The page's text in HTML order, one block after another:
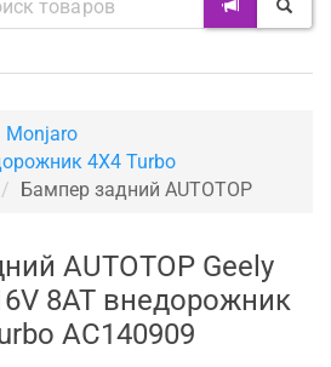
Monjaro
4X4 Turbo
Бампер задний AUTOTOP
AUTOTOP Geely
8AT внедорожник
AC140909